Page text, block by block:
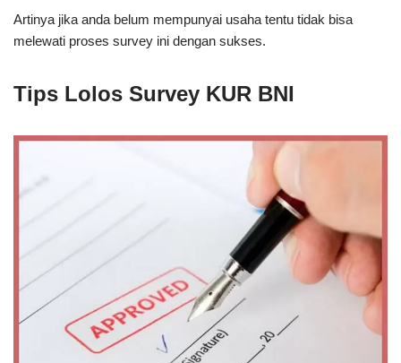
Artinya jika anda belum mempunyai usaha tentu tidak bisa
melewati proses survey ini dengan sukses.
Tips Lolos Survey KUR BNI